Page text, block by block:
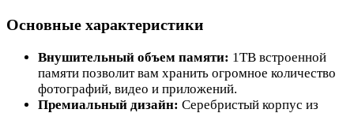
Основные характеристики
Внушительный объем памяти: 1TB встроенной
памяти позволит вам хранить огромное количество
фотографий, видео и приложений.
Премиальный дизайн: Серебристый корпус из